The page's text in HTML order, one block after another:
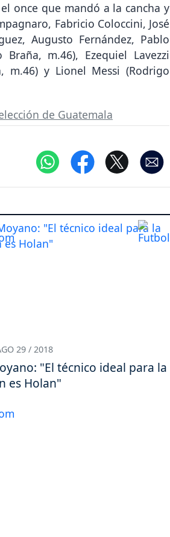
once que mandó a la cancha y
Fabricio Coloccini, José
Augusto Fernández, Pablo
m.46), Ezequiel Lavezzi
m.46) y Lionel Messi (Rodrigo
de Guatemala
29 / 2018
"El técnico ideal para la
es Holan"